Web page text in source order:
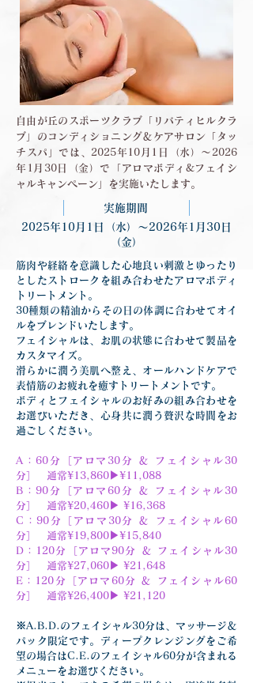
自由が丘のスポーツクラブ「リバティヒルクラ
ブ」のコンディショニング＆ケアサロン「タッ
チスパ」では、2025年10月1日（水）〜2026
年1月30日（金）で「アロマボディ&フェイシ
ャルキャンペーン」を実施いたします。
実施期間
2025年10月1日（水）〜2026年1月30日
（金）
筋肉や経絡を意識した心地良い刺激とゆったり
としたストロークを組み合わせたアロマボディ
トリートメント。
30種類の精油からその日の体調に合わせてオイ
ルをブレンドいたします。
フェイシャルは、お肌の状態に合わせて製品を
カスタマイズ。
滑らかに潤う美肌へ整え、オールハンドケアで
表情筋のお疲れを癒すトリートメントです。
ボディとフェイシャルのお好みの組み合わせを
お選びいただき、心身共に潤う贅沢な時間をお
過ごしください。
A：60分［アロマ30分 ＆ フェイシャル30
分］　通常¥13,860▶︎¥11,088
B：90分［アロマ60分 ＆ フェイシャル30
分］　通常¥20,460▶︎ ¥16,368
C：90分［アロマ30分 ＆ フェイシャル60
分］　通常¥19,800▶︎¥15,840
D：120分［アロマ90分 ＆ フェイシャル30
分］　通常¥27,060▶︎ ¥21,648
E：120分［アロマ60分 ＆ フェイシャル60
分］　通常¥26,400▶︎ ¥21,120
※A.B.D.のフェイシャル30分は、マッサージ＆
パック限定です。ディープクレンジングをご希
望の場合はC.E.のフェイシャル60分が含まれる
メニューをお選びください。